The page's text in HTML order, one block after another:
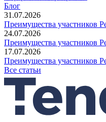
Блог
31.07.2026
Преимущества участников
24.07.2026
Преимущества участников
17.07.2026
Преимущества участников
Все статьи